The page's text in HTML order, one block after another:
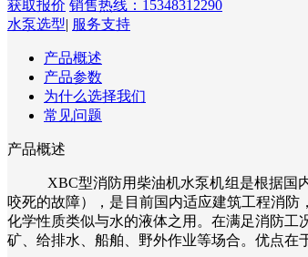
获取报价 销售热线：15348312290
水泵选型| 服务支持
产品概述
产品参数
为什么选择我们
常见问题
产品概述
XBC型消防用柴油机水泵机组是根据国
咬死的故障），是目前国内适应建筑工程消
化学性质类似与水的液体之用。在满足消防
矿、给排水、船舶、野外作业等场合。优点在